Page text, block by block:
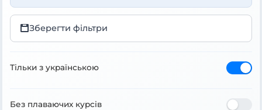
Зберегти фільтри
Тільки з українською
Без плаваючих курсів